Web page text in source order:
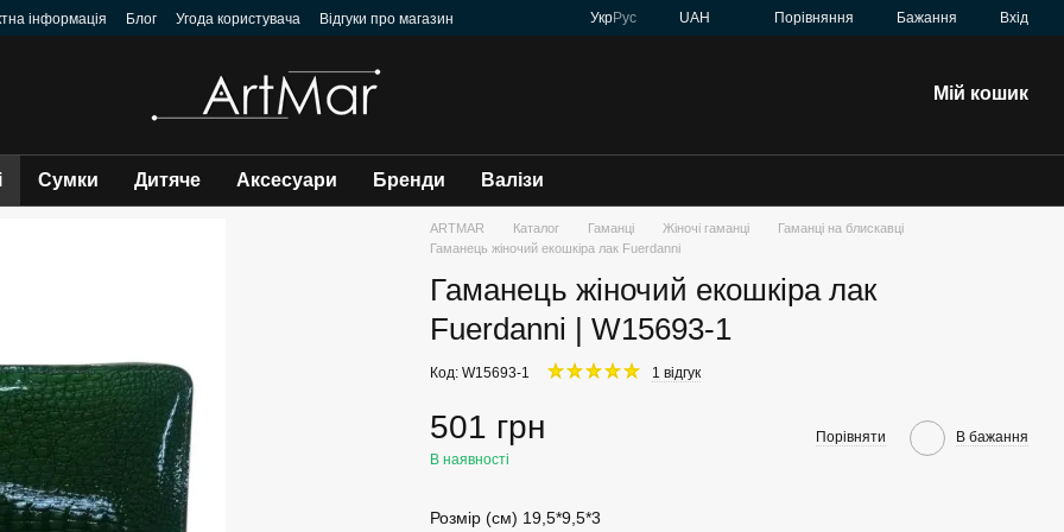
інформація Блог Угода користувача
Відгуки про магазин
УкрРус UAH Порівняння Бажання Вхід
Мій кошик
Сумки Дитяче Аксесуари Бренди Валізи
ARTMAR Каталог Гаманці Жіночі гаманці
Гаманці на блискавці
Гаманець жіночий екошкіра лак Fuerdanni
Гаманець жіночий екошкіра лак
Fuerdanni | W15693-1
Код: W15693-1 1 відгук
501 грн
В наявності
Порівняти В бажання
Розмір (см) 19,5*9,5*3